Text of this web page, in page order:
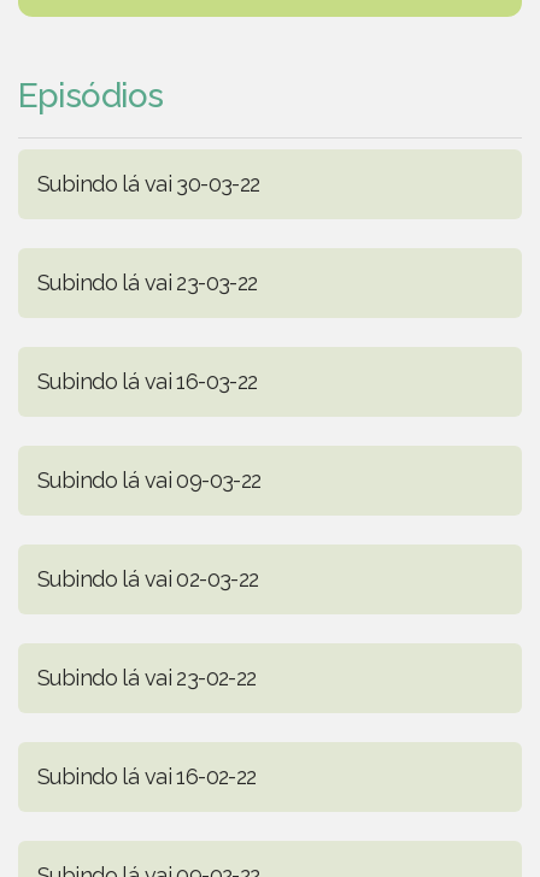
Episódios
Subindo lá vai 30-03-22
Subindo lá vai 23-03-22
Subindo lá vai 16-03-22
Subindo lá vai 09-03-22
Subindo lá vai 02-03-22
Subindo lá vai 23-02-22
Subindo lá vai 16-02-22